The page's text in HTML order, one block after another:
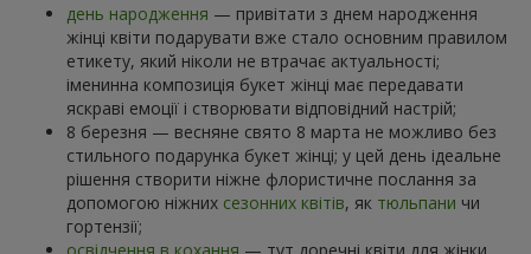
день народження — привітати з днем народження
жінці квіти подарувати вже стало основним правилом
етикету, який ніколи не втрачає актуальності;
іменинна композиція букет жінці має передавати
яскраві емоції і створювати відповідний настрій;
8 березня — весняне свято 8 марта не можливо без
стильного подарунка букет жінці; у цей день ідеальне
рішення створити ніжне флористичне послання за
допомогою ніжних сезонних квітів, як тюльпани чи
гортензії;
освідчення в кохання — тут доречні квіти для жінки,